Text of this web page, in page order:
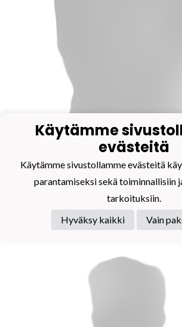
El Bachari Hiba
Käytämme
evästeitä
Käytämme sivustollamme evästeitä
parantamiseksi sekä toiminnallisiin
tarkoituksiin.
Hyväksy kaikki
Vain